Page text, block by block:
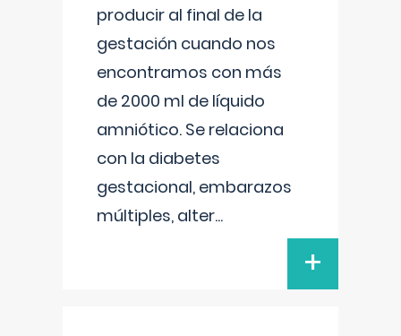
producir al final de la
gestación cuando nos
encontramos con más
de 2000 ml de líquido
amniótico. Se relaciona
con la diabetes
gestacional, embarazos
múltiples, alter...
+